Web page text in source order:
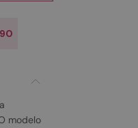
modelo